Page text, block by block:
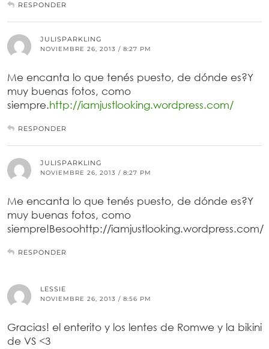
RESPONDER
JULISPARKLING
NOVIEMBRE 26, 2013 / 8:27 PM
Me encanta lo que tenés puesto, de dónde es?Y
muy buenas fotos, como
siempre.http://iamjustlooking.wordpress.com/
RESPONDER
JULISPARKLING
NOVIEMBRE 26, 2013 / 8:27 PM
Me encanta lo que tenés puesto, de dónde es?Y
muy buenas fotos, como
siempre!Besoohttp://iamjustlooking.wordpress.com/
RESPONDER
LESSIE
NOVIEMBRE 26, 2013 / 8:56 PM
Gracias! el enterito y los lentes de Romwe y la bikini
de VS <3